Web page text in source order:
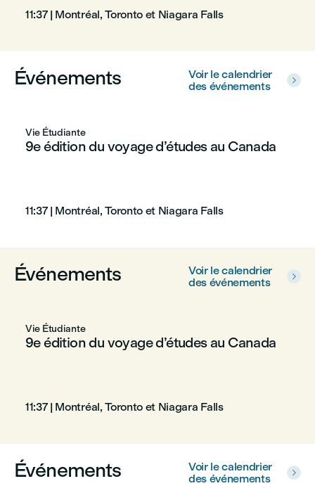
11:37| Montréal, Toronto et Niagara Falls
Événements
Voir le calendrier
des événements

Vie Étudiante
9e édition du voyage d’études au Canada
11:37| Montréal, Toronto et Niagara Falls
Événements
Voir le calendrier
des événements

Vie Étudiante
9e édition du voyage d’études au Canada
11:37| Montréal, Toronto et Niagara Falls
Événements
Voir le calendrier
des événements
